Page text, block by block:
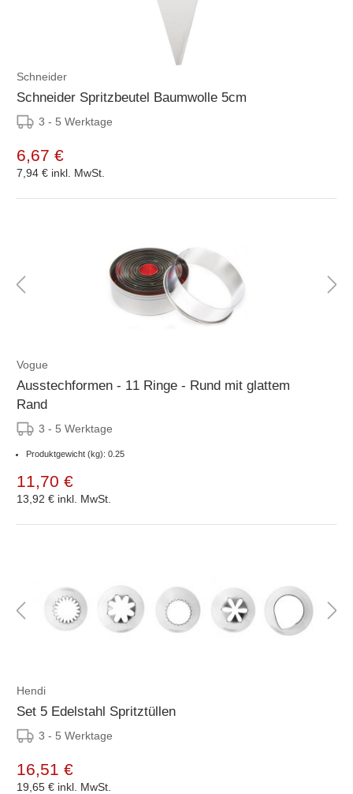
Schneider
Schneider Spritzbeutel Baumwolle 5cm
3 - 5 Werktage
6,67 €
7,94 € inkl. MwSt.
Vogue
Ausstechformen - 11 Ringe - Rund mit glattem
Rand
3 - 5 Werktage
Produktgewicht (kg): 0.25
11,70 €
13,92 € inkl. MwSt.
Hendi
Set 5 Edelstahl Spritztüllen
3 - 5 Werktage
16,51 €
19,65 € inkl. MwSt.